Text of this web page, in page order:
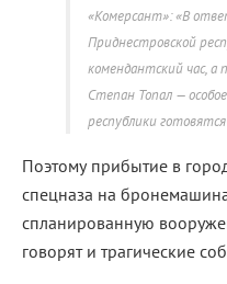
«Комерсант»: «В
Приднестровской
комендантский час, а
Степан Топал —
республики
Поэтому прибытие в
спецназа на
спланированную
говорят и трагические